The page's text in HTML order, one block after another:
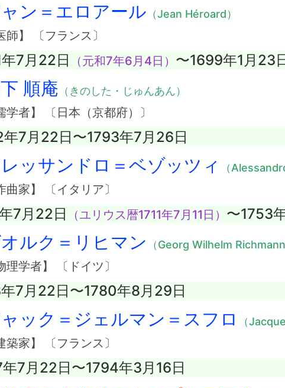
ン＝エロアール （Jean Héroard）
師】 〔フランス〕
7月22日 （元和7年6月4日） 〜1699年1月23
順庵 （きのした・じゅんあん）
学者】 〔日本（京都府）〕
年7月22日〜1793年7月26日
ッサンドロ＝ベゾッツィ （
曲家】 〔イタリア〕
7月22日 （ユリウス暦1711年7月11日） 〜1753
ルク＝リヒマン （Georg Wilhelm Richmann
理学者】 〔ドイツ〕
7月22日〜1780年8月29日
ック＝ジェルマン＝スフロ （
築家】 〔フランス〕
7月22日〜1794年3月16日